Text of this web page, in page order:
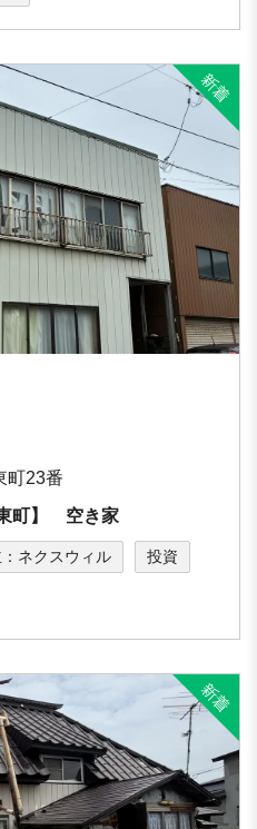
町23番
東町】 空き家
ネクスウィル 投資